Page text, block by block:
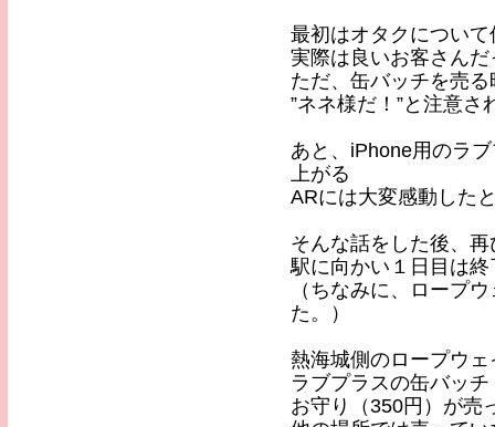
最初はオタクについ
実際は良いお客さん
ただ、缶バッチを売る
”ネネ様だ！”と注意
あと、iPhone用のラ
上がる
ARには大変感動した
そんな話をした後、
駅に向かい１日目は
（ちなみに、ロープ
た。）
熱海城側のロープウェ
ラブプラスの缶バッ
お守り（350円）が売